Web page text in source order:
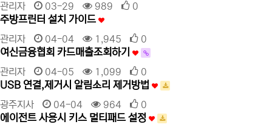
관리자 03-29 989 0
주방프린터 설치 가이드
관리자 04-04 1,945 0
여신금융협회 카드매출조회하기
관리자 04-05 1,099 0
USB 연결,제거시 알림소리 제거방법
광주지사 04-04 964 0
에이전트 사용시 키스 멀티패드 설정